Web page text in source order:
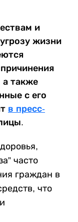
и
жизни
а также
с его
в пресс-
часто
граждан в
что